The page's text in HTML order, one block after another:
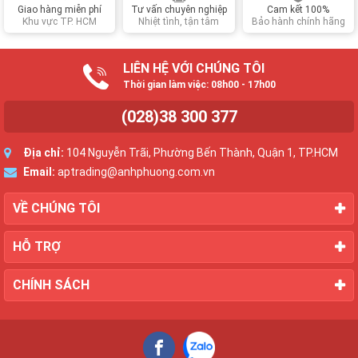
Giao hàng miễn phí
Khu vực TP. HCM
Tư vấn chuyên nghiệp
Nhiệt tình, tận tâm
Cam kết 100%
Bảo hành chính hãng
LIÊN HỆ VỚI CHÚNG TÔI
Thời gian làm việc: 08h00 - 17h00
(028)38 300 377
Địa chỉ: 104 Nguyễn Trãi, Phường Bến Thành, Quận 1, TP.HCM
Email: aptrading@anhphuong.com.vn
VỀ CHÚNG TÔI
HỖ TRỢ
CHÍNH SÁCH